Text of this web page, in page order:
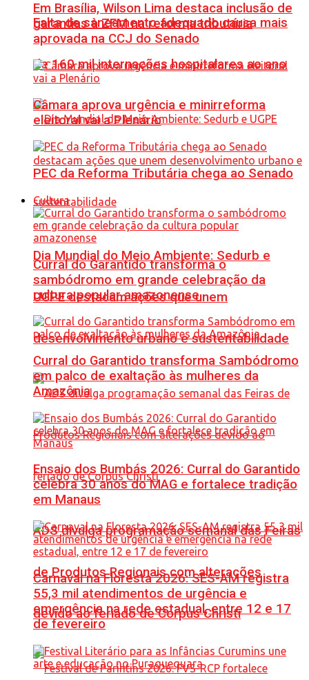
Falta de saneamento adequado causa mais
de 160 mil internações hospitalares ao ano
Dia Mundial do Meio Ambiente: Sedurb e
UGPE destacam ações que unem
desenvolvimento urbano e sustentabilidade
ADS divulga programação semanal das Feiras
de Produtos Regionais com alterações
devido ao feriado de Corpus Christi
Em Brasília, Wilson Lima destaca inclusão de
garantias à ZFM na reforma tributária
aprovada na CCJ do Senado
Câmara aprova urgência e minirreforma
eleitoral vai a Plenário
PEC da Reforma Tributária chega ao Senado
Cultura
Curral do Garantido transforma o
sambódromo em grande celebração da
cultura popular amazonense
Curral do Garantido transforma Sambódromo
em palco de exaltação às mulheres da
Amazônia
Ensaio dos Bumbás 2026: Curral do Garantido
celebra 30 anos do MAG e fortalece tradição
em Manaus
Carnaval na Floresta 2026: SES-AM registra
55,3 mil atendimentos de urgência e
emergência na rede estadual, entre 12 e 17
de fevereiro